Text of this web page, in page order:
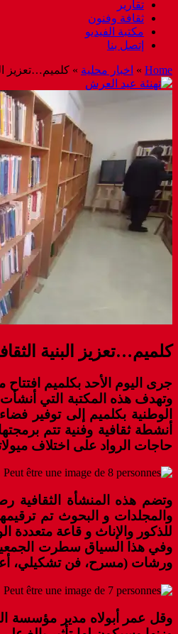
تقارير
ثقافة وفنون
مكتبة الفيديو
إتصل بنا
Home
» اخبار محلية » كلميم…تعزيز
كلميم…تعزيز البنية
جرى اليوم الأحد بكلميم افتتاح
وتهدف هذه المكتبة التي أنشأت
الوطنية بكلميم إلى توفير
أنشطة ثقافية وفنية تتم
حاجات الرواد على اختلاف
والمجلدات و البحوث تم
للذكور والإناث و قاعة
وفي هذا السياق سطرت
ورشات (مسرح، فن تشكيلي،
وقل عمر أبولاه مدير مؤسسة